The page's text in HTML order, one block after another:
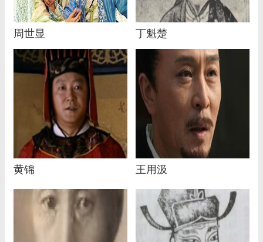
周世显 丁魁楚
黄锦 王用汲